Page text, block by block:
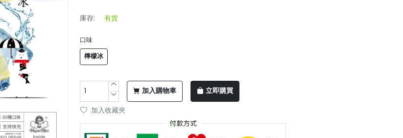
庫存: 有貨
口味
檸檬冰
加入購物車 立即購買
加入收藏夾